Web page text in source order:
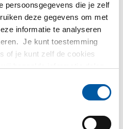
persoonsgegevens die je zelf
deze gegevens om met
informatie te analyseren
Je kunt toestemming
of je kunt zelf de cookies
vind je in ons